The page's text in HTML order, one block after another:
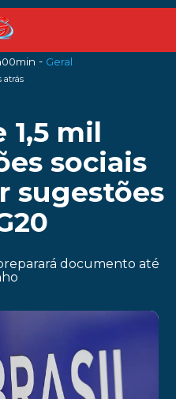
- Geral
atrás
1,5 mil
sociais
sugestões
documento até